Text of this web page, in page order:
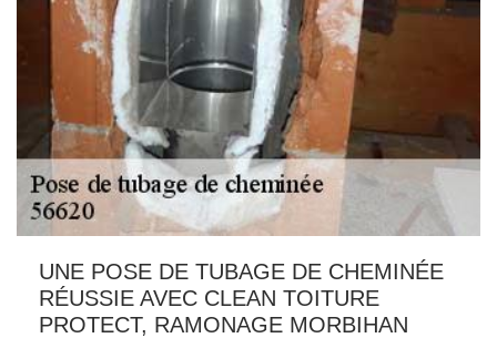
UNE POSE DE TUBAGE DE CHEMINÉE
RÉUSSIE AVEC CLEAN TOITURE
PROTECT, RAMONAGE MORBIHAN